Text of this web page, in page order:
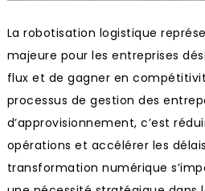
La robotisation logistique
majeure pour les entreprises
flux et de gagner en
processus de gestion des
d’approvisionnement, c’est
opérations et accélérer les
transformation numérique